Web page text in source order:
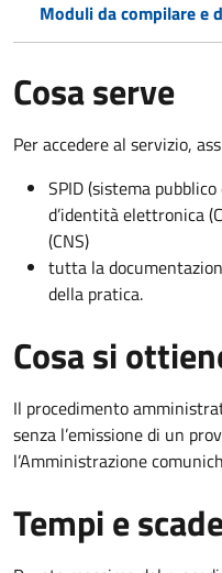
Moduli da compilare e
Cosa serve
Per accedere al servizio,
SPID (sistema
d’identità elettronica
(CNS)
tutta la
della pratica.
Cosa si
Il procedimento
senza l’emissione di un
l’Amministrazione
Tempi e